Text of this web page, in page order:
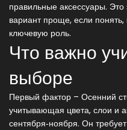
правильные аксессуары.
вариант проще, если
ключевую роль.
Что важно
выборе
Первый фактор – Осенний
учитывающая цвета, слои и
сентября‑ноября. Он